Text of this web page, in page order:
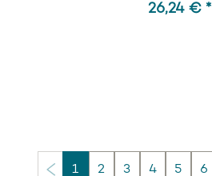
26,24 € *
1 2 3 4 5 6